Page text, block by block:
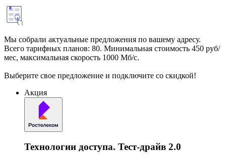
Мы собрали актуальные предложения по вашему адресу.
Всего тарифных планов: 80. Минимальная стоимость 450 руб/
мес, максимальная скорость 1000 Мб/с.
Выберите свое предложение и подключите со скидкой!
Акция
Технологии доступа. Тест-драйв 2.0